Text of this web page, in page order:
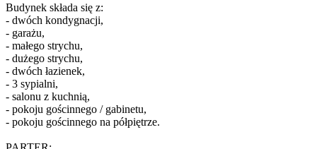
Budynek składa się z:
- dwóch kondygnacji,
- garażu,
- małego strychu,
- dużego strychu,
- dwóch łazienek,
- 3 sypialni,
- salonu z kuchnią,
- pokoju gościnnego / gabinetu,
- pokoju gościnnego na półpiętrze.